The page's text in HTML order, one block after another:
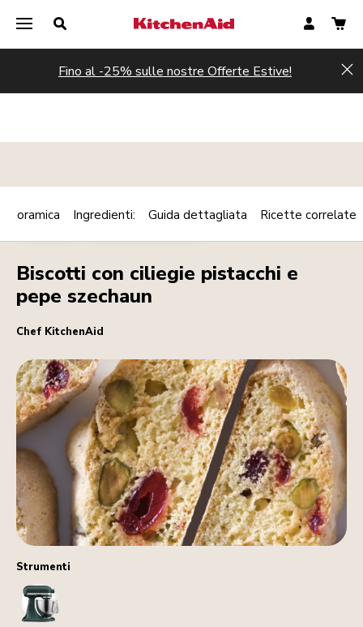
Fino al -25% sulle nostre Offerte Estive!
Strumenti
StandMixer
DESSERT COLAZIONE/BRUNCH Print
Biscotti con ciliegie pistacchi e
pepe szechaun
Chef KitchenAid
Ingredienti: Guida dettagliata Ricette correlate